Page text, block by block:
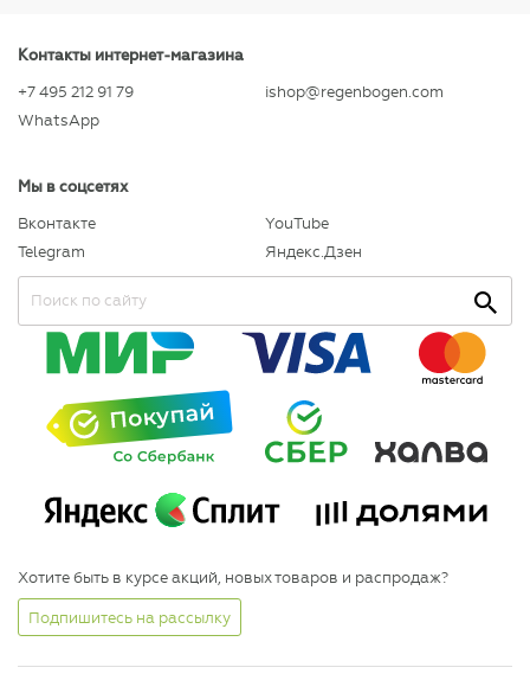
Контакты интернет-магазина
+7 495 212 91 79
WhatsApp
ishop@regenbogen.com
Мы в соцсетях
Вконтакте
Telegram
YouTube
Яндекс.Дзен
Хотите быть в курсе акций, новых товаров и распродаж?
Подпишитесь на рассылку